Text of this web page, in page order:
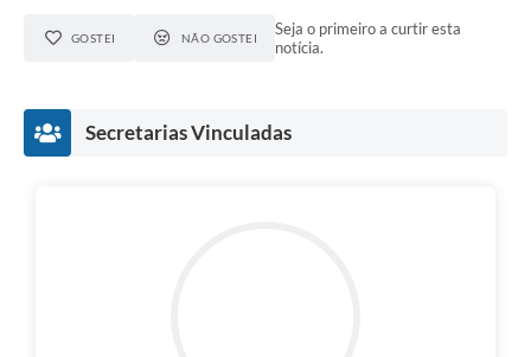
GOSTEI NÃO GOSTEI
Seja o primeiro a curtir esta
notícia.
Secretarias Vinculadas